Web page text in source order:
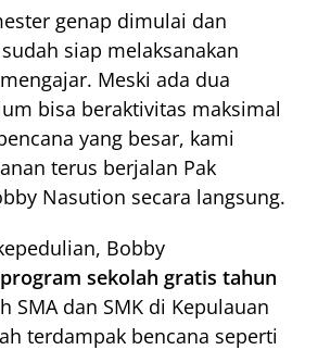
genap dimulai dan
siap melaksanakan
Meski ada dua
bisa beraktivitas maksimal
yang besar, kami
terus berjalan Pak
Nasution secara langsung.
Bobby
program sekolah gratis tahun
SMA dan SMK di Kepulauan
terdampak bencana seperti